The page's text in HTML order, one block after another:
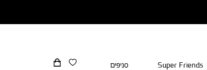
Super Friends סניפים